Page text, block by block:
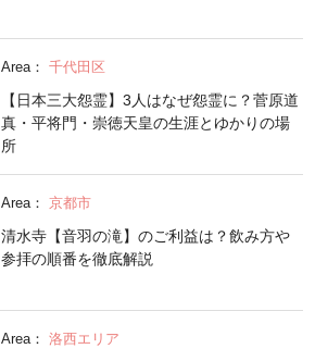
Area： 千代田区
【日本三大怨霊】3人はなぜ怨霊に？菅原道
真・平将門・崇徳天皇の生涯とゆかりの場
所
Area： 京都市
清水寺【音羽の滝】のご利益は？飲み方や
参拝の順番を徹底解説
Area： 洛西エリア